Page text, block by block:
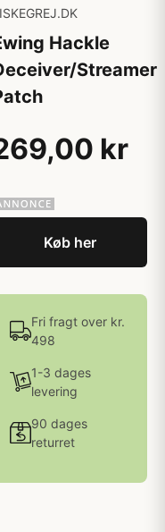
Hackle
Streamer
kr
Køb her
Fri fragt over kr.
498
1-3 dages
levering
90 dages
returret